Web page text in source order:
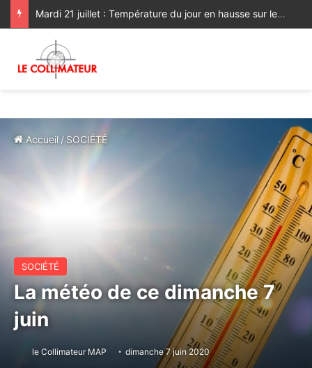
Mardi 21 juillet : Température du jour en hausse sur les plaines nord
Accueil /SOCIÉTÉ
SOCIÉTÉ
La météo de ce dimanche 7
juin
le Collimateur MAP dimanche 7 juin 2020